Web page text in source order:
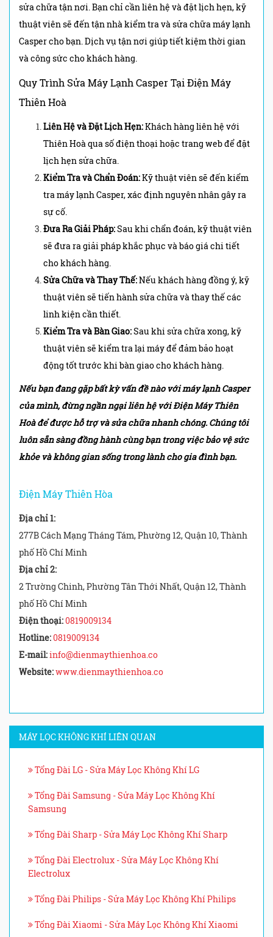
sửa chữa tận nơi. Bạn chỉ cần liên hệ và đặt lịch hẹn, kỹ
thuật viên sẽ đến tận nhà kiểm tra và sửa chữa máy lạnh
Casper cho bạn. Dịch vụ tận nơi giúp tiết kiệm thời gian
và công sức cho khách hàng.
Quy Trình Sửa Máy Lạnh Casper Tại Điện Máy
Thiên Hoà
Liên Hệ và Đặt Lịch Hẹn:Khách hàng liên hệ với
Thiên Hoà qua số điện thoại hoặc trang web để đặt
lịch hẹn sửa chữa.
Kiểm Tra và Chẩn Đoán:Kỹ thuật viên sẽ đến kiểm
tra máy lạnh Casper, xác định nguyên nhân gây ra
sự cố.
Đưa Ra Giải Pháp:Sau khi chẩn đoán, kỹ thuật viên
sẽ đưa ra giải pháp khắc phục và báo giá chi tiết
cho khách hàng.
Sửa Chữa và Thay Thế:Nếu khách hàng đồng ý, kỹ
thuật viên sẽ tiến hành sửa chữa và thay thế các
linh kiện cần thiết.
Kiểm Tra và Bàn Giao:Sau khi sửa chữa xong, kỹ
thuật viên sẽ kiểm tra lại máy để đảm bảo hoạt
động tốt trước khi bàn giao cho khách hàng.
Nếu bạn đang gặp bất kỳ vấn đề nào với máy lạnh Casper
của mình, đừng ngần ngại liên hệ với Điện Máy Thiên
Hoà để được hỗ trợ và sửa chữa nhanh chóng. Chúng tôi
luôn sẵn sàng đồng hành cùng bạn trong việc bảo vệ sức
khỏe và không gian sống trong lành cho gia đình bạn.
Điện Máy Thiên Hòa
Địa chỉ 1:
277B Cách Mạng Tháng Tám, Phường 12, Quận 10, Thành
phố Hồ Chí Minh
Địa chỉ 2:
2 Trường Chinh, Phường Tân Thới Nhất, Quận 12, Thành
phố Hồ Chí Minh
Điện thoại:0819009134
Hotline:0819009134
E-mail:info@dienmaythienhoa.co
Website:www.dienmaythienhoa.co
MÁY LỌC KHÔNG KHÍ LIÊN QUAN
Tổng Đài LG - Sửa Máy Lọc Không Khí LG
Tổng Đài Samsung - Sửa Máy Lọc Không Khí
Samsung
Tổng Đài Sharp - Sửa Máy Lọc Không Khí Sharp
Tổng Đài Electrolux - Sửa Máy Lọc Không Khí
Electrolux
Tổng Đài Philips - Sửa Máy Lọc Không Khí Philips
Tổng Đài Xiaomi - Sửa Máy Lọc Không Khí Xiaomi